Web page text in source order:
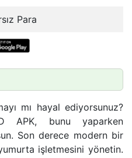
Para
mı hayal ediyorsunuz?
APK, bunu yaparken
Son derece modern bir
işletmesini yönetin.